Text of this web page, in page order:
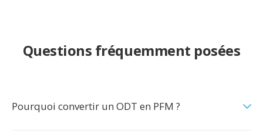
Questions fréquemment posées
Pourquoi convertir un ODT en PFM ?